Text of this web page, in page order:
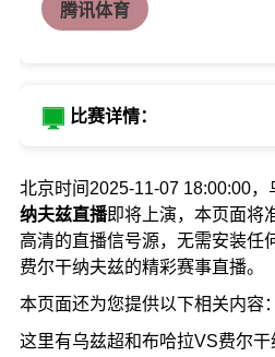
腾讯体育
比赛详情：
北京时间2025-11-07 18:00:00，
纳夫兹直播即将上演，本页面将
高清的直播信号源，无需安装任
费尔干纳夫兹的精彩赛事直播。
本页面还为您提供以下相关内容：
这里有乌兹超和布哈拉VS费尔